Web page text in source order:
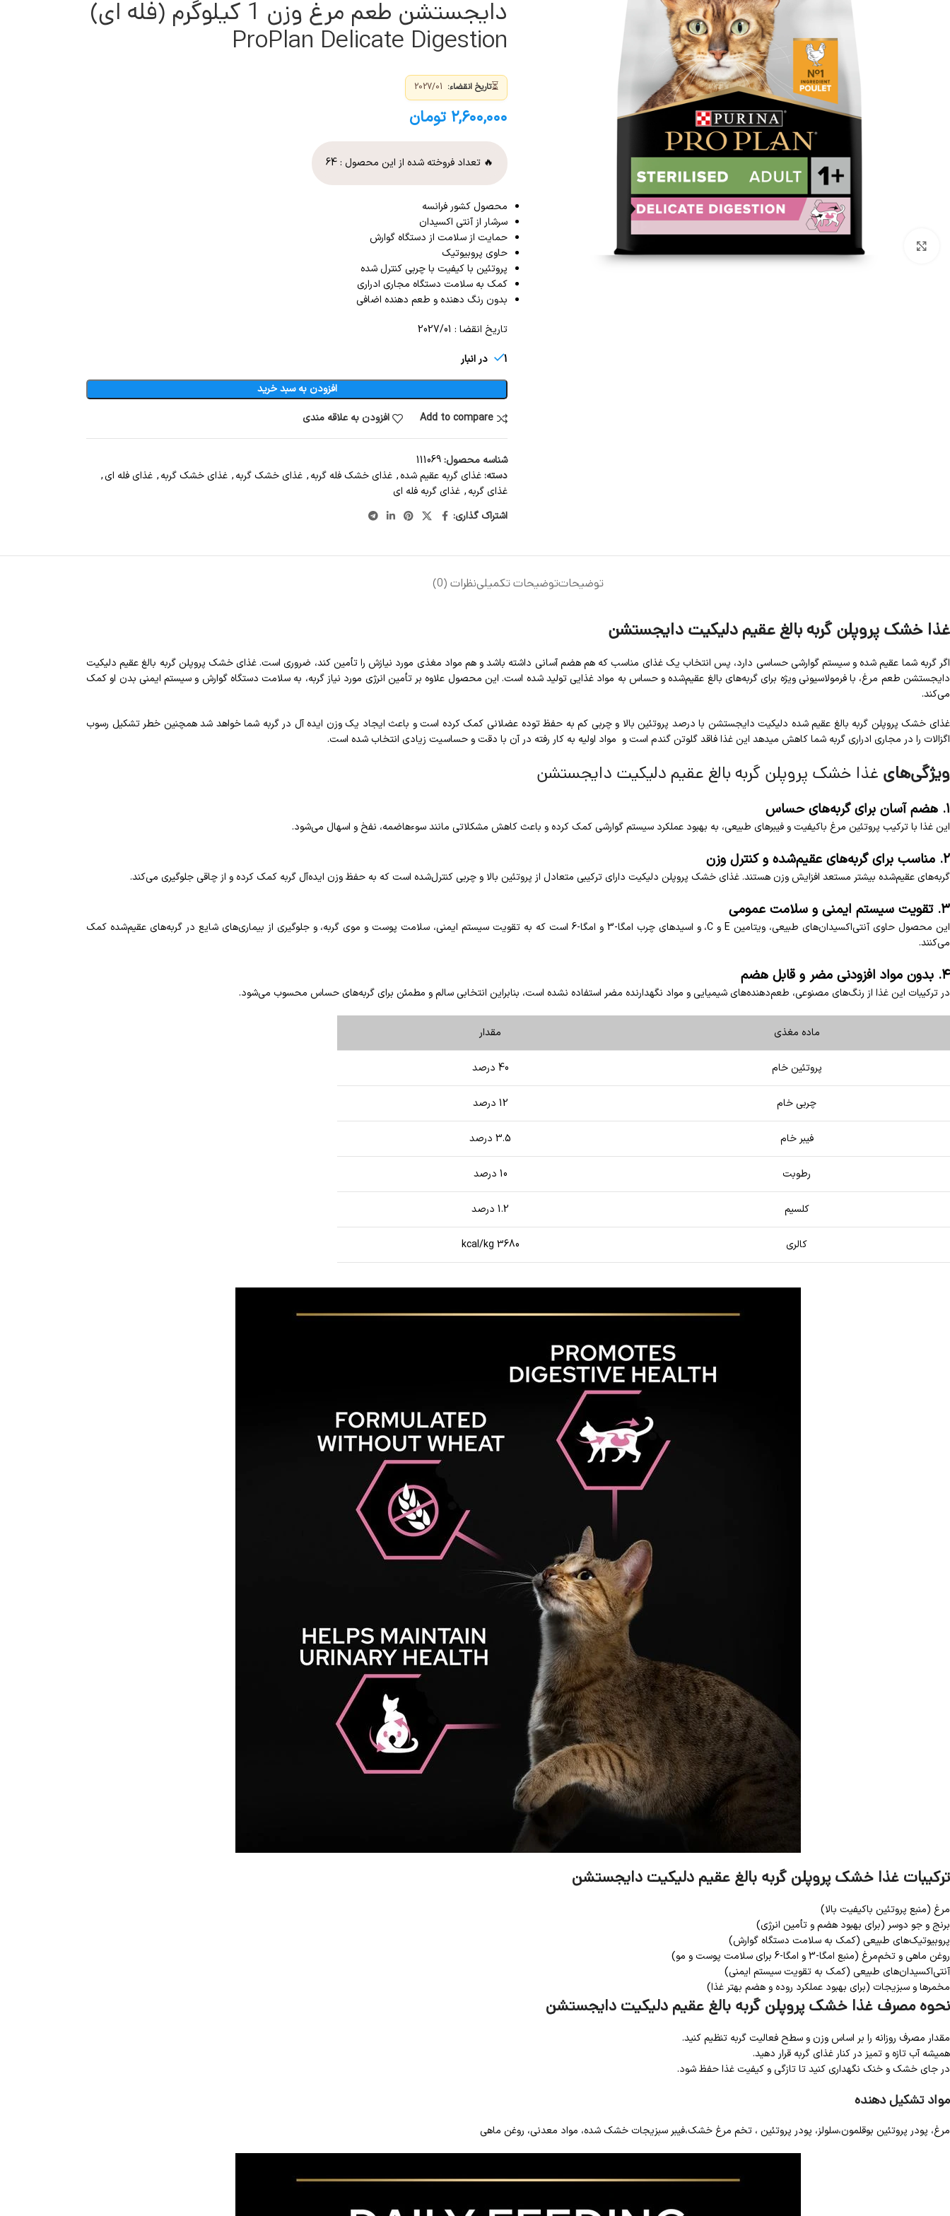
برای بزرگنمایی کلیک کنید
دایجستشن طعم مرغ وزن 1 کیلوگرم (فله ای)
ProPlan Delicate Digestion
⏳تاریخ انقضاء:
۲,۶۰۰,۰۰۰ تومان
🔥 تعداد فروخته شده از این محصول :64
محصول کشور فرانسه
سرشار از آنتی اکسیدان
حمایت از سلامت از دستگاه گوارش
حاوی پروبیوتیک
پروتئین با کیفیت با چربی کنترل شده
کمک به سلامت دستگاه مجاری ادراری
بدون رنگ دهنده و طعم دهنده اضافی
تاریخ انقضا : 2027/01
1 در انبار
افزودن به سبد خرید
Add to compare
افزودن به علاقه مندی
شناسه محصول:111069
دسته:غذای گربه عقیم شده, غذای خشک فله گربه, غذای خشک گربه, غذای خشک گربه, غذای فله ای,
غذای گربه, غذای گربه فله ای
اشتراک گذاری:
توضیحاتتوضیحات تکمیلینظرات (0)
غذا خشک پروپلن گربه بالغ عقیم دلیکیت دایجستشن
اگر گربه شما عقیم شده و سیستم گوارشی حساسی دارد، پس انتخاب یک غذای مناسب که هم هضم آسانی داشته باشد و هم مواد مغذی مورد نیازش را تأمین کند، ضروری است. غذای خشک پروپلن گربه بالغ عقیم دلیکیت
دایجستشن طعم مرغ، با فرمولاسیونی ویژه برای گربه‌های بالغ عقیم‌شده و حساس به مواد غذایی تولید شده است. این محصول علاوه بر تأمین انرژی مورد نیاز گربه، به سلامت دستگاه گوارش و سیستم ایمنی بدن او کمک
می‌کند.
غذای خشک پروپلن گربه بالغ عقیم شده دلیکیت دایجستشن با درصد پروتئین بالا و چربی کم به حفظ توده عضلانی کمک کرده است و باعث ایجاد یک وزن ایده آل در گربه شما خواهد شد همچنین خطر تشکیل رسوب
اگزالات را در مجاری ادراری گربه شما کاهش میدهد این غذا فاقد گلوتن گندم است و مواد اولیه به کار رفته در آن با دقت و حساسیت زیادی انتخاب شده است.
ویژگی‌های غذا خشک پروپلن گربه بالغ عقیم دلیکیت دایجستشن
۱. هضم آسان برای گربه‌های حساس
این غذا با ترکیب پروتئین مرغ باکیفیت و فیبرهای طبیعی، به بهبود عملکرد سیستم گوارشی کمک کرده و باعث کاهش مشکلاتی مانند سوءهاضمه، نفخ و اسهال می‌شود.
۲. مناسب برای گربه‌های عقیم‌شده و کنترل وزن
گربه‌های عقیم‌شده بیشتر مستعد افزایش وزن هستند. غذای خشک پروپلن دلیکیت دارای ترکیبی متعادل از پروتئین بالا و چربی کنترل‌شده است که به حفظ وزن ایده‌آل گربه کمک کرده و از چاقی جلوگیری می‌کند.
۳. تقویت سیستم ایمنی و سلامت عمومی
این محصول حاوی آنتی‌اکسیدان‌های طبیعی، ویتامین E و C، و اسیدهای چرب امگا-3 و امگا-6 است که به تقویت سیستم ایمنی، سلامت پوست و موی گربه، و جلوگیری از بیماری‌های شایع در گربه‌های عقیم‌شده کمک
می‌کنند.
۴. بدون مواد افزودنی مضر و قابل هضم
در ترکیبات این غذا از رنگ‌های مصنوعی، طعم‌دهنده‌های شیمیایی و مواد نگهدارنده مضر استفاده نشده است، بنابراین انتخابی سالم و مطمئن برای گربه‌های حساس محسوب می‌شود.
ماده مغذی مقدار
پروتئین خام 40 درصد
چربی خام 12 درصد
فیبر خام 3.5 درصد
رطوبت 10 درصد
کلسیم 1.2 درصد
کالری 3680 kcal/kg
ترکیبات غذا خشک پروپلن گربه بالغ عقیم دلیکیت دایجستشن
مرغ (منبع پروتئین باکیفیت بالا)
برنج و جو دوسر (برای بهبود هضم و تأمین انرژی)
پروبیوتیک‌های طبیعی (کمک به سلامت دستگاه گوارش)
روغن ماهی و تخم‌مرغ (منبع امگا-3 و امگا-6 برای سلامت پوست و مو)
آنتی‌اکسیدان‌های طبیعی (کمک به تقویت سیستم ایمنی)
مخمرها و سبزیجات (برای بهبود عملکرد روده و هضم بهتر غذا)
نحوه مصرف غذا خشک پروپلن گربه بالغ عقیم دلیکیت دایجستشن
مقدار مصرف روزانه را بر اساس وزن و سطح فعالیت گربه تنظیم کنید.
همیشه آب تازه و تمیز در کنار غذای گربه قرار دهید.
در جای خشک و خنک نگهداری کنید تا تازگی و کیفیت غذا حفظ شود.
مواد تشکیل دهنده
مرغ، پودر پروتئین بوقلمون،سلولز، پودر پروتئین ، تخم مرغ خشک،فیبر سبزیجات خشک شده، مواد معدنی، روغن ماهی